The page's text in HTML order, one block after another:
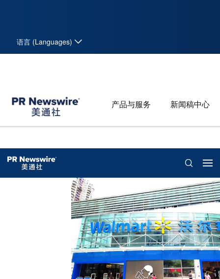
语言 (Languages)
产品与服务 新闻稿中心